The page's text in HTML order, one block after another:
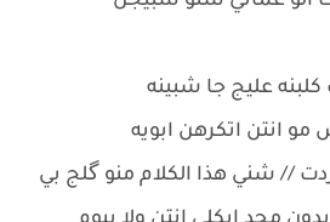
عليج جا شبينه
انتن اتكرهن ابويه
// شني هذا الكلام منو گلج بي